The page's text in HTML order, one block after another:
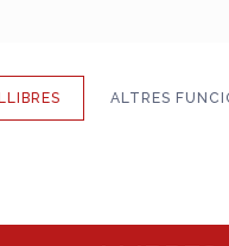
LLIBRES ALTRES